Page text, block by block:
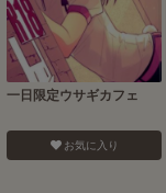
一日限定ウサギカフェ
お気に入り